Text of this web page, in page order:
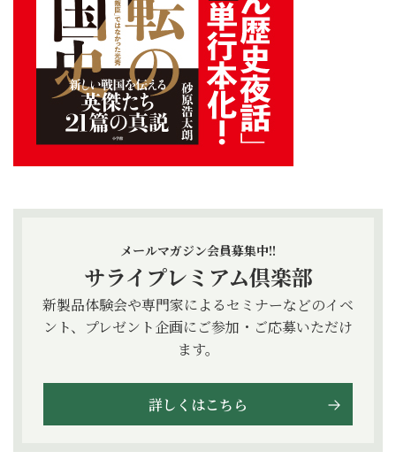
メールマガジン会員募集中!!
サライプレミアム倶楽部
新製品体験会や専門家によるセミナーなどのイベ
ント、プレゼント企画にご参加・ご応募いただけ
ます。
詳しくはこちら